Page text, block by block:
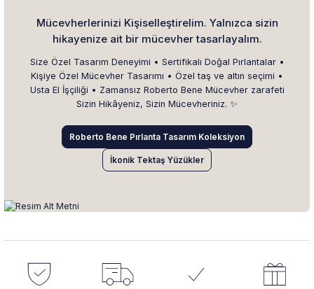
Mücevherlerinizi Kişiselleştirelim. Yalnızca sizin
hikayenize ait bir mücevher tasarlayalım.
Size Özel Tasarım Deneyimi • Sertifikalı Doğal Pırlantalar •
Kişiye Özel Mücevher Tasarımı • Özel taş ve altın seçimi •
Usta El İşçiliği • Zamansız Roberto Bene Mücevher zarafeti
Sizin Hikâyeniz, Sizin Mücevheriniz. ✨
Roberto Bene Pırlanta Tasarım Koleksiyon
İkonik Tektaş Yüzükler